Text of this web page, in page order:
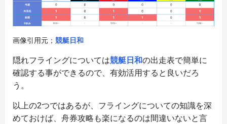
画像引用元； 競艇日和
隠れフライングについては競艇日和の出走表で簡単に
確認する事ができるので、有効活用すると良いだろ
う。
以上の2つではあるが、フライングについての知識を深
めておけば、舟券攻略も楽になるのは間違いないと言